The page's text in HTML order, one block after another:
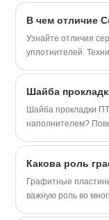
Узнайте отличия
уплотнителей.
Шайба прокладки
наполнителем?
Какова роль
​Графитные
важную роль во многих